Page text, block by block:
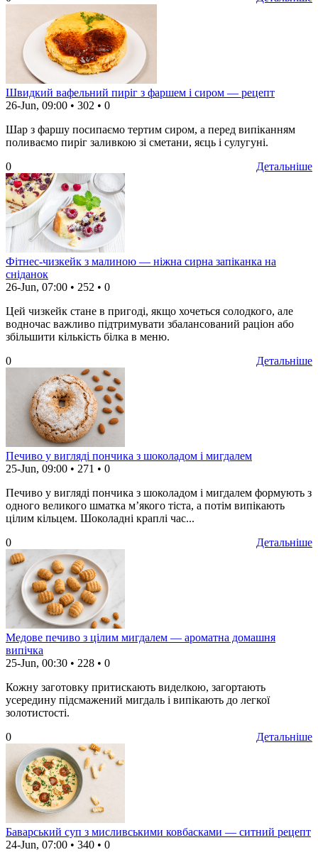
Швидкий вафельний пиріг з фаршем і сиром — рецепт
26-Jun, 09:00 • 302 • 0
Шар з фаршу посипаємо тертим сиром, а перед випіканням
поливаємо пиріг заливкою зі сметани, яєць і сулугуні.
Детальніше
0
Фітнес-чизкейк з малиною — ніжна сирна запіканка на
сніданок
26-Jun, 07:00 • 252 • 0
Цей чизкейк стане в пригоді, якщо хочеться солодкого, але
водночас важливо підтримувати збалансований раціон або
збільшити кількість білка в меню.
Детальніше
0
Печиво у вигляді пончика з шоколадом і мигдалем
25-Jun, 09:00 • 271 • 0
Печиво у вигляді пончика з шоколадом і мигдалем формують з
одного великого шматка м’якого тіста, а потім випікають
цілим кільцем. Шоколадні краплі час...
Детальніше
0
Медове печиво з цілим мигдалем — ароматна домашня
випічка
25-Jun, 00:30 • 228 • 0
Кожну заготовку притискають виделкою, загортають
усередину підсмажений мигдаль і випікають до легкої
золотистості.
Детальніше
0
Баварський суп з мисливськими ковбасками — ситний рецепт
24-Jun, 07:00 • 340 • 0